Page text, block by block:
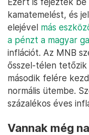
kamatemelést, és
elejével más
a pénzt a magyar
inflációt. Az MNB
ősszel-télen tetőzik
második felére
normális ütembe.
százalékos éves
Vannak még